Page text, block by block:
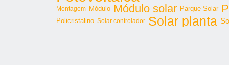
Montagem Módulo Módulo solar Parque Solar
Policristalino Solar controlador Solar planta